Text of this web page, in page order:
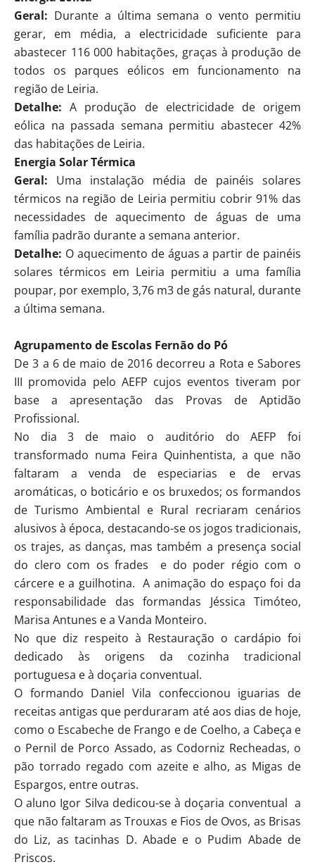
Geral: Durante a última semana o vento permitiu
gerar, em média, a electricidade suficiente para
abastecer 116 000 habitações, graças à produção de
todos os parques eólicos em funcionamento na
região de Leiria.
Detalhe: A produção de electricidade de origem
eólica na passada semana permitiu abastecer 42%
das habitações de Leiria.
Energia Solar Térmica
Geral: Uma instalação média de painéis solares
térmicos na região de Leiria permitiu cobrir 91% das
necessidades de aquecimento de águas de uma
família padrão durante a semana anterior.
Detalhe: O aquecimento de águas a partir de painéis
solares térmicos em Leiria permitiu a uma família
poupar, por exemplo, 3,76 m3 de gás natural, durante
a última semana.
Agrupamento de Escolas Fernão do Pó
De 3 a 6 de maio de 2016 decorreu a Rota e Sabores
III promovida pelo AEFP cujos eventos tiveram por
base a apresentação das Provas de Aptidão
Profissional.
No dia 3 de maio o auditório do AEFP foi
transformado numa Feira Quinhentista, a que não
faltaram a venda de especiarias e de ervas
aromáticas, o boticário e os bruxedos; os formandos
de Turismo Ambiental e Rural recriaram cenários
alusivos à época, destacando-se os jogos tradicionais,
os trajes, as danças, mas também a presença social
do clero com os frades e do poder régio com o
cárcere e a guilhotina. A animação do espaço foi da
responsabilidade das formandas Jéssica Timóteo,
Marisa Antunes e a Vanda Monteiro.
No que diz respeito à Restauração o cardápio foi
dedicado às origens da cozinha tradicional
portuguesa e à doçaria conventual.
O formando Daniel Vila confeccionou iguarias de
receitas antigas que perduraram até aos dias de hoje,
como o Escabeche de Frango e de Coelho, a Cabeça e
o Pernil de Porco Assado, as Codorniz Recheadas, o
pão torrado regado com azeite e alho, as Migas de
Espargos, entre outras.
O aluno Igor Silva dedicou-se à doçaria conventual a
que não faltaram as Trouxas e Fios de Ovos, as Brisas
do Liz, as tacinhas D. Abade e o Pudim Abade de
Priscos.